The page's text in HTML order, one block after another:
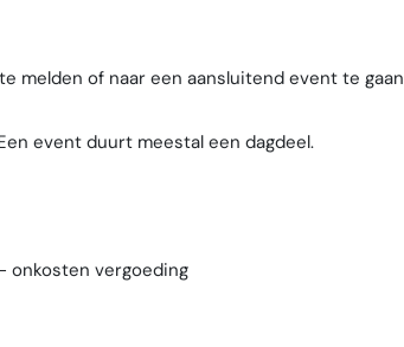
melden of naar een aansluitend event te gaan
event duurt meestal een dagdeel.
onkosten vergoeding